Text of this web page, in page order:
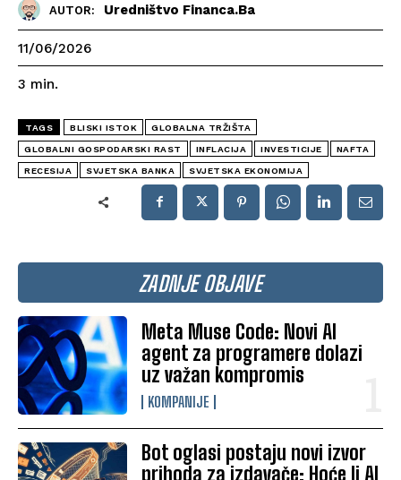
ZADNJE OBJAVE
Meta Muse Code: Novi AI
agent za programere dolazi
uz važan kompromis
KOMPANIJE
Bot oglasi postaju novi izvor
prihoda za izdavače: Hoće li AI
AUTOR: Uredništvo Financa.ba
11/06/2026
3 min.
TAGS BLISKI ISTOK GLOBALNA TRŽIŠTA
GLOBALNI GOSPODARSKI RAST INFLACIJA INVESTICIJE NAFTA
RECESIJA SVJETSKA BANKA SVJETSKA EKONOMIJA